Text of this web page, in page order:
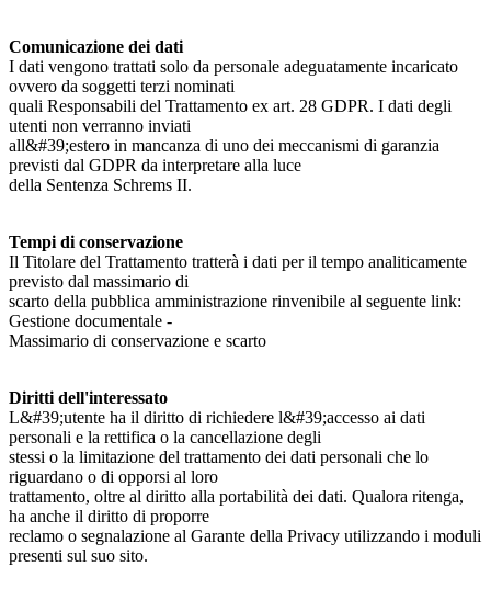
Comunicazione dei dati
I dati vengono trattati solo da personale adeguatamente incaricato
ovvero da soggetti terzi nominati
quali Responsabili del Trattamento ex art. 28 GDPR. I dati degli
utenti non verranno inviati
all&#39;estero in mancanza di uno dei meccanismi di garanzia
previsti dal GDPR da interpretare alla luce
della Sentenza Schrems II.
Tempi di conservazione
Il Titolare del Trattamento tratterà i dati per il tempo analiticamente
previsto dal massimario di
scarto della pubblica amministrazione rinvenibile al seguente link:
Gestione documentale -
Massimario di conservazione e scarto
Diritti dell'interessato
L&#39;utente ha il diritto di richiedere l&#39;accesso ai dati
personali e la rettifica o la cancellazione degli
stessi o la limitazione del trattamento dei dati personali che lo
riguardano o di opporsi al loro
trattamento, oltre al diritto alla portabilità dei dati. Qualora ritenga,
ha anche il diritto di proporre
reclamo o segnalazione al Garante della Privacy utilizzando i moduli
presenti sul suo sito.